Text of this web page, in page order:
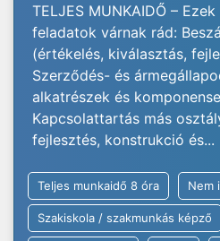
TELJES MUNKAIDŐ – Ezek
feladatok várnak rád:
(értékelés, kiválasztás,
Szerződés- és
alkatrészek és
Kapcsolattartás más
fejlesztés, konstrukció és...
Teljes munkaidő 8 óra Nem
Szakiskola / szakmunkás képző